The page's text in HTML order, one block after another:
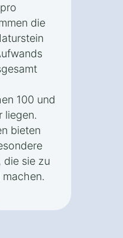
die
100 und
liegen.
bieten
die sie zu